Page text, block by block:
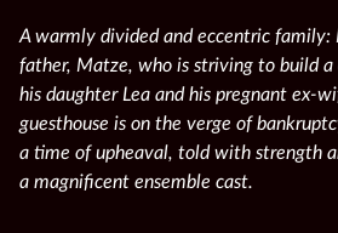
A warmly divided and eccentric family:
father, Matze, who is striving to build
his daughter Lea and his pregnant ex-
guesthouse is on the verge of
a time of upheaval, told with strength
a magnificent ensemble cast.